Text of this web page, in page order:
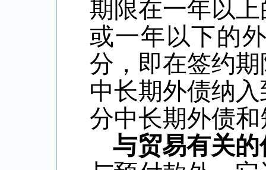
期限在一年以
或一年以下的
分，即在签约
中长期外债纳
分中长期外债
与贸易有关的